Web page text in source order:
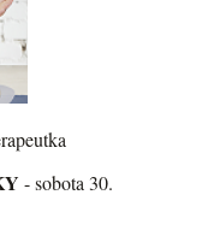
- sobota 30.